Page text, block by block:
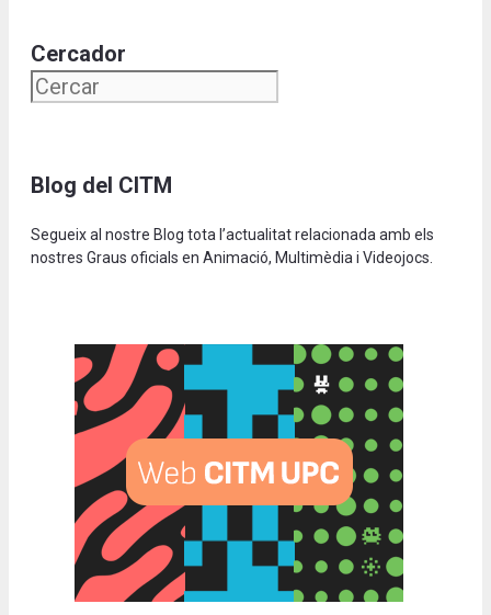
Cercador
Blog del CITM
Segueix al nostre Blog tota l’actualitat relacionada amb els
nostres Graus oficials en Animació, Multimèdia i Videojocs.